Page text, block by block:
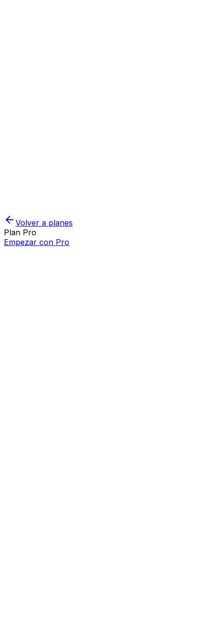
Volver a planes
Plan Pro
Empezar con Pro